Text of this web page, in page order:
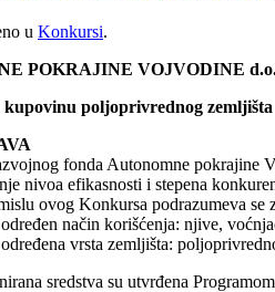
u Konkursi.
POKRAJINE VOJVODINE
poljoprivrednog zemljišta
fonda Autonomne pokrajine
nivoa efikasnosti i stepena
ovog Konkursa podrazumeva se
način korišćenja: njive,
vrsta zemljišta:
sredstva su utvrđena